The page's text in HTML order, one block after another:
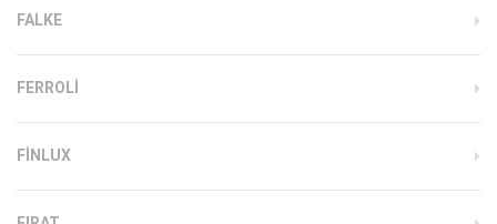
FALKE
FERROLI
FINLUX